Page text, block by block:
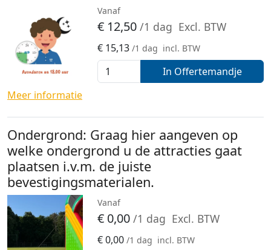
Vanaf
€ 12,50 /1 dag Excl. BTW
€ 15,13 /1 dag incl. BTW
In Offertemandje
Meer informatie
Ondergrond: Graag hier aangeven op
welke ondergrond u de attracties gaat
plaatsen i.v.m. de juiste
bevestigingsmaterialen.
Vanaf
€ 0,00 /1 dag Excl. BTW
€0,00 /1 dag incl. BTW